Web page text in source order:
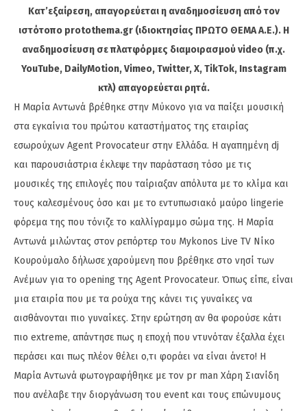
Κατ’εξαίρεση, απαγορεύεται η αναδημοσίευση από τον
ιστότοπο protothema.gr (ιδιοκτησίας ΠΡΩΤΟ ΘΕΜΑ A.E.). Η
αναδημοσίευση σε πλατφόρμες διαμοιρασμού video (π.χ.
YouTube, DailyMotion, Vimeo, Twitter, X, TikTok, Instagram
κτλ) απαγορεύεται ρητά.
Η Μαρία Αντωνά βρέθηκε στην Μύκονο για να παίξει μουσική
στα εγκαίνια του πρώτου καταστήματος της εταιρίας
εσωρούχων Agent Provocateur στην Ελλάδα. Η αγαπημένη dj
και παρουσιάστρια έκλεψε την παράσταση τόσο με τις
μουσικές της επιλογές που ταίριαξαν απόλυτα με το κλίμα και
τους καλεσμένους όσο και με το εντυπωσιακό μαύρο lingerie
φόρεμα της που τόνιζε το καλλίγραμμο σώμα της. Η Μαρία
Αντωνά μιλώντας στον ρεπόρτερ του Mykonos Live TV Νίκο
Κουρούμαλο δήλωσε χαρούμενη που βρέθηκε στο νησί των
Ανέμων για το opening της Agent Provocateur. Όπως είπε, είναι
μια εταιρία που με τα ρούχα της κάνει τις γυναίκες να
αισθάνονται πιο γυναίκες. Στην ερώτηση αν θα φορούσε κάτι
πιο extreme, απάντησε πως η εποχή που ντυνόταν έξαλλα έχει
περάσει και πως πλέον θέλει ο,τι φοράει να είναι άνετο! Η
Μαρία Αντωνά φωτογραφήθηκε με τον pr man Χάρη Σιανίδη
που ανέλαβε την διοργάνωση του event και τους επώνυμους